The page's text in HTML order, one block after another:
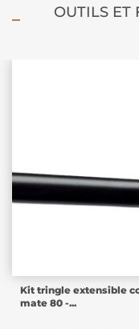
OUTILS ET
Kit tringle extensible
mate 80 -...